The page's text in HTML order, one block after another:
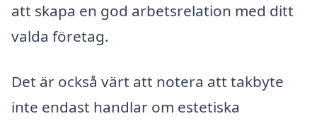
att skapa en god arbetsrelation med ditt
valda företag.
Det är också värt att notera att takbyte
inte endast handlar om estetiska